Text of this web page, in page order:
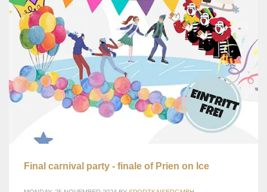
Final carnival party - finale of Prien on Ice